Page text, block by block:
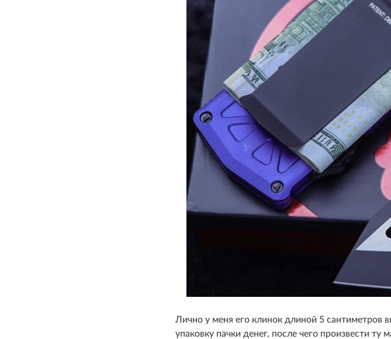
Лично у меня его клинок длиной 5
упаковку пачки денег, после чего произвести